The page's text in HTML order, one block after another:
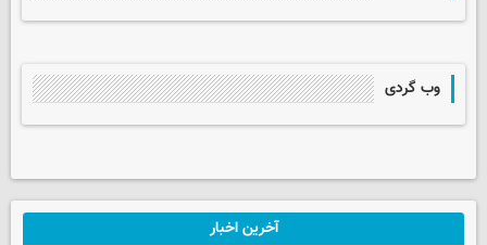
وب گردی
آخرین اخبار